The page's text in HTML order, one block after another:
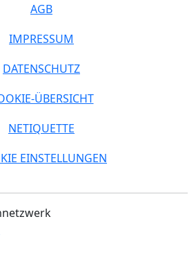
AGB
IMPRESSUM
DATENSCHUTZ
ÜBERSICHT
NETIQUETTE
EINSTELLUNGEN